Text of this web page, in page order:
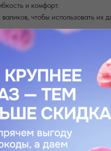
и комфорт.
чтобы использовать
LED терапия красным
равномерное, мягкое
650 нм проникает в
хотите ли вы
снимает болезненность и